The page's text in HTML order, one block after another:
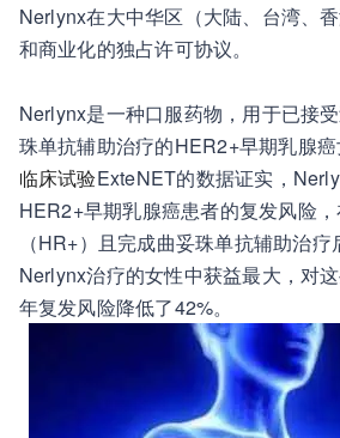
Nerlynx在大中华区（大陆、台湾、
和商业化的独占许可协议。
Nerlynx是一种口服药物，用于已接
珠单抗辅助治疗的HER2+早期乳腺
临床试验ExteNET的数据证实，
HER2+早期乳腺癌患者的复发风险
（HR+）且完成曲妥珠单抗辅助治
Nerlynx治疗的女性中获益最大，对
年复发风险降低了42%。